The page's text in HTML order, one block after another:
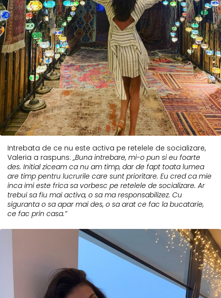
Intrebata de ce nu este activa pe retelele de socializare,
Valeria a raspuns: „Buna intrebare, mi-o pun si eu foarte
des. Initial ziceam ca nu am timp, dar de fapt toata lumea
are timp pentru lucrurile care sunt prioritare. Eu cred ca mie
inca imi este frica sa vorbesc pe retelele de socializare. Ar
trebui sa fiu mai activa, o sa ma responsabilizez. Cu
siguranta o sa apar mai des, o sa arat ce fac la bucatarie,
ce fac prin casa.”